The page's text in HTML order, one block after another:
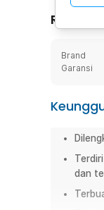
Rincian
Brand
Garansi
dan